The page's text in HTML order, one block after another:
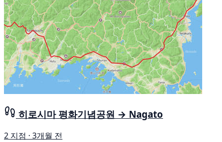
히로시마 평화기념공원 → Nagato
2 지점 · 3개월 전